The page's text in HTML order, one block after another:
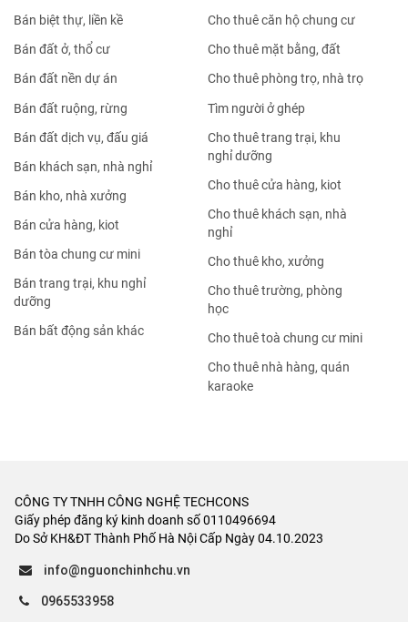
Bán biệt thự, liền kề
Bán đất ở, thổ cư
Bán đất nền dự án
Bán đất ruộng, rừng
Bán đất dịch vụ, đấu giá
Bán khách sạn, nhà nghỉ
Bán kho, nhà xưởng
Bán cửa hàng, kiot
Bán tòa chung cư mini
Bán trang trại, khu nghỉ
dưỡng
Bán bất động sản khác
Cho thuê căn hộ chung cư
Cho thuê mặt bằng, đất
Cho thuê phòng trọ, nhà trọ
Tìm người ở ghép
Cho thuê trang trại, khu
nghỉ dưỡng
Cho thuê cửa hàng, kiot
Cho thuê khách sạn, nhà
nghỉ
Cho thuê kho, xưởng
Cho thuê trường, phòng
học
Cho thuê toà chung cư mini
Cho thuê nhà hàng, quán
karaoke
CÔNG TY TNHH CÔNG NGHỆ TECHCONS
Giấy phép đăng ký kinh doanh số 0110496694
Do Sở KH&ĐT Thành Phố Hà Nội Cấp Ngày 04.10.2023
info@nguonchinhchu.vn
0965533958